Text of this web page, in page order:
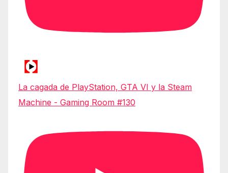
La cagada de PlayStation, GTA VI y la Steam
Machine - Gaming Room #130